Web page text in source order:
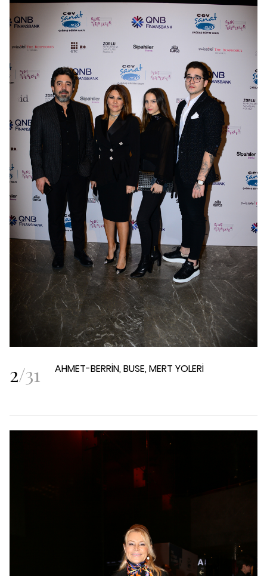
2/31 AHMET-BERRİN, BUSE, MERT YOLERİ